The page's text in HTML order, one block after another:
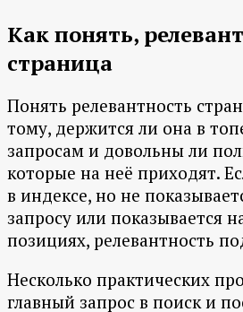
Как понять,
страница
Понять релевантность
тому, держится ли она в
запросам и довольны ли
которые на неё приходят.
в индексе, но не
запросу или показывается
позициях, релевантность
Несколько практических
главный запрос в поиск и